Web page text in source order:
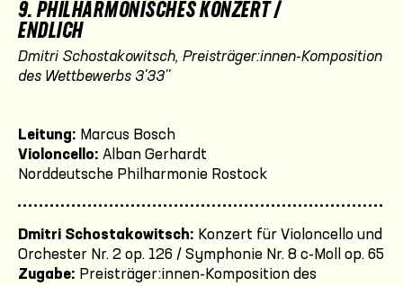
9. PHILHARMONISCHES KONZERT /
ENDLICH
Dmitri Schostakowitsch, Preisträger:innen-Komposition
des Wettbewerbs 3'33''
Leitung: Marcus Bosch
Violoncello: Alban Gerhardt
Norddeutsche Philharmonie Rostock
Dmitri Schostakowitsch: Konzert für Violoncello und
Orchester Nr. 2 op. 126 / Symphonie Nr. 8 c-Moll op. 65
Zugabe: Preisträger:innen-Komposition des